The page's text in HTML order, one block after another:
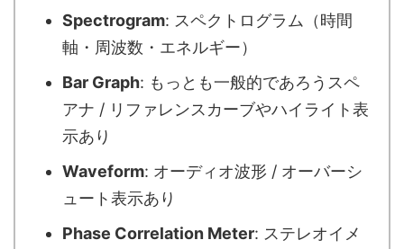
Spectrogram: スペクトログラム（時間
軸・周波数・エネルギー）
Bar Graph: もっとも一般的であろうスペ
アナ / リファレンスカーブやハイライト表
示あり
Waveform: オーディオ波形 / オーバーシ
ュート表示あり
Phase Correlation Meter: ステレオイメ